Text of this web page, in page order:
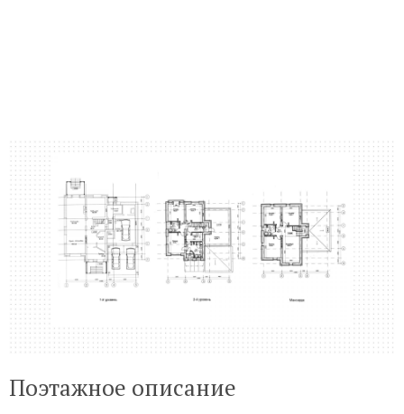
Поэтажное описание